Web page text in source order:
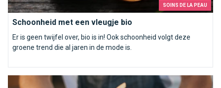
SOINS DE LA PEAU
Schoonheid met een vleugje bio
Er is geen twijfel over, bio is in! Ook schoonheid volgt deze
groene trend die al jaren in de mode is.
Welke saus kies je met je friet?